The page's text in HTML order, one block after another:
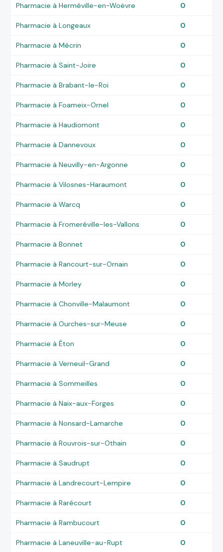
Pharmacie à Herméville-en-Woëvre 0
Pharmacie à Longeaux 0
Pharmacie à Mécrin 0
Pharmacie à Saint-Joire 0
Pharmacie à Brabant-le-Roi 0
Pharmacie à Foameix-Ornel 0
Pharmacie à Haudiomont 0
Pharmacie à Dannevoux 0
Pharmacie à Neuvilly-en-Argonne 0
Pharmacie à Vilosnes-Haraumont 0
Pharmacie à Warcq 0
Pharmacie à Fromeréville-les-Vallons 0
Pharmacie à Bonnet 0
Pharmacie à Rancourt-sur-Ornain 0
Pharmacie à Morley 0
Pharmacie à Chonville-Malaumont 0
Pharmacie à Ourches-sur-Meuse 0
Pharmacie à Éton 0
Pharmacie à Verneuil-Grand 0
Pharmacie à Sommeilles 0
Pharmacie à Naix-aux-Forges 0
Pharmacie à Nonsard-Lamarche 0
Pharmacie à Rouvrois-sur-Othain 0
Pharmacie à Saudrupt 0
Pharmacie à Landrecourt-Lempire 0
Pharmacie à Rarécourt 0
Pharmacie à Rambucourt 0
Pharmacie à Laneuville-au-Rupt 0